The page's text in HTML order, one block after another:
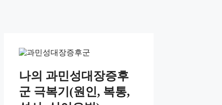
나의 과민성대장증후
군 극복기(원인, 복통,